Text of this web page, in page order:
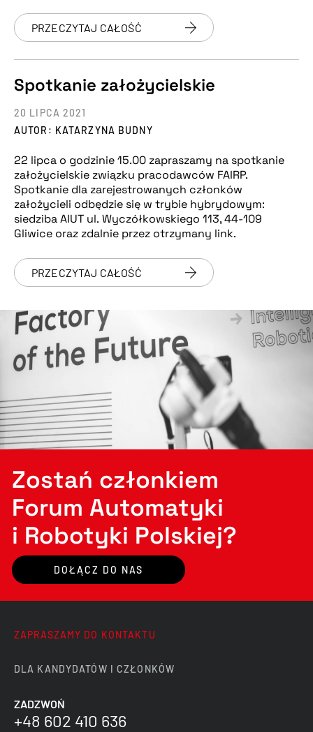
PRZECZYTAJ CAŁOŚĆ
Spotkanie założycielskie
AUTOR: KATARZYNA BUDNY
20 LIPCA 2021
22 lipca o godzinie 15.00 zapraszamy na spotkanie
założycielskie związku pracodawców FAIRP.
Spotkanie dla zarejestrowanych członków
założycieli odbędzie się w trybie hybrydowym:
siedziba AIUT ul. Wyczółkowskiego 113, 44-109
Gliwice oraz zdalnie przez otrzymany link.
PRZECZYTAJ CAŁOŚĆ
Zostań członkiem
Forum Automatyki
i Robotyki Polskiej?
DOŁĄCZ DO NAS
ZAPRASZAMY DO KONTAKTU
DLA KANDYDATÓW I CZŁONKÓW
ZADZWOŃ
+48 602 410 636